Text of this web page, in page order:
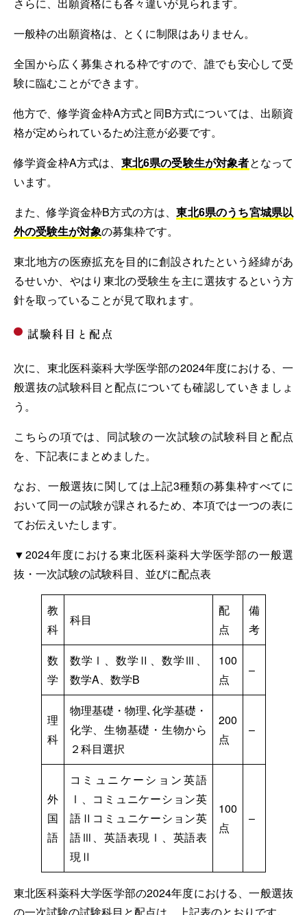
さらに、出願資格にも各々違いが見られます。
一般枠の出願資格は、とくに制限はありません。
全国から広く募集される枠ですので、誰でも安心して受
験に臨むことができます。
他方で、修学資金枠A方式と同B方式については、出願資
格が定められているため注意が必要です。
修学資金枠A方式は、 東北6県の受験生が対象者となって
います。
また、修学資金枠B方式の方は、東北6県のうち宮城県以
外の受験生が対象の募集枠です。
東北地方の医療拡充を目的に創設されたという経緯があ
るせいか、やはり東北の受験生を主に選抜するという方
針を取っていることが見て取れます。
試験科目と配点
次に、東北医科薬科大学医学部の2024年度における、一
般選抜の試験科目と配点についても確認していきましょ
う。
こちらの項では、同試験の一次試験の試験科目と配点
を、下記表にまとめました。
なお、一般選抜に関しては上記3種類の募集枠すべてに
おいて同一の試験が課されるため、本項では一つの表に
てお伝えいたします。
▼2024年度における東北医科薬科大学医学部の一般選
抜・一次試験の試験科目、並びに配点表
教
科
科目
配
点
備
考
数
学
数学Ⅰ、数学Ⅱ、数学Ⅲ、
数学A、数学B
100
点
–
理
科
物理基礎・物理､化学基礎・
化学、生物基礎・生物から
２科目選択
200
点
–
外
国
語
コミュニケーション英語
Ⅰ、コミュニケーション英
語Ⅱコミュニケーション英
語Ⅲ、英語表現Ⅰ、英語表
現Ⅱ
100
点
–
東北医科薬科大学医学部の2024年度における、一般選抜